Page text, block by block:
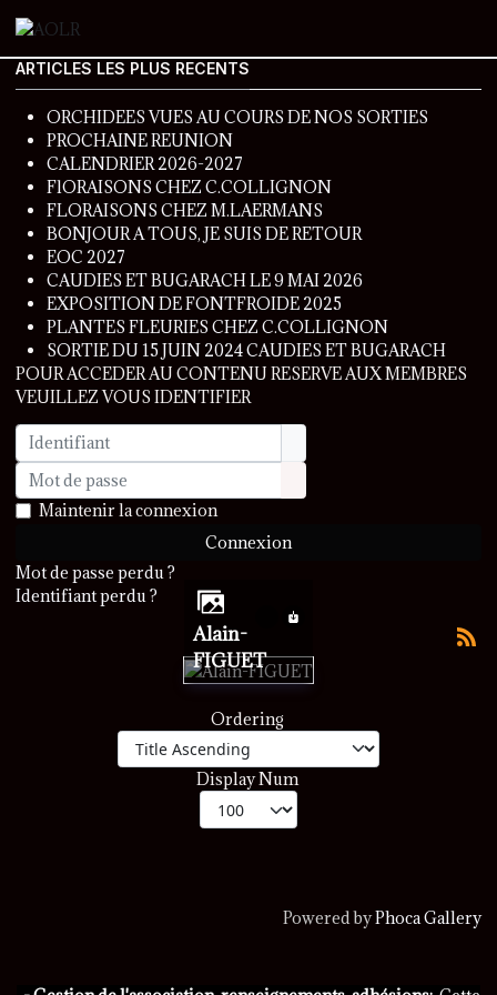
ARTICLES LES PLUS RECENTS
ORCHIDEES VUES AU COURS DE NOS SORTIES
PROCHAINE REUNION
CALENDRIER 2026-2027
FlORAISONS CHEZ C.COLLIGNON
FLORAISONS CHEZ M.LAERMANS
BONJOUR A TOUS, JE SUIS DE RETOUR
EOC 2027
CAUDIES ET BUGARACH LE 9 MAI 2026
EXPOSITION DE FONTFROIDE 2025
PLANTES FLEURIES CHEZ C.COLLIGNON
SORTIE DU 15 JUIN 2024 CAUDIES ET BUGARACH
POUR ACCEDER AU CONTENU RESERVE AUX MEMBRES
VEUILLEZ VOUS IDENTIFIER
Identifiant
Mot de passe
Afficher le mot de passe
Maintenir la connexion
Connexion
Mot de passe perdu ?
Identifiant perdu ?
Alain-
FIGUET
Ordering
Display Num
Powered byPhoca Gallery